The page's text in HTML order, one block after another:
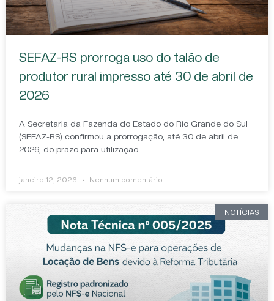
SEFAZ-RS prorroga uso do talão de
produtor rural impresso até 30 de abril de
2026
A Secretaria da Fazenda do Estado do Rio Grande do Sul
(SEFAZ-RS) confirmou a prorrogação, até 30 de abril de
2026, do prazo para utilização
janeiro 12, 2026 Nenhum comentário
NOTÍCIAS